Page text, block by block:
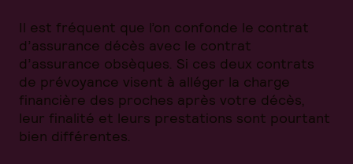
Il est fréquent que l’on confonde le contrat
d’assurance décès avec le contrat
d’assurance obsèques. Si ces deux contrats
de prévoyance visent à alléger la charge
financière des proches après votre décès,
leur finalité et leurs prestations sont pourtant
bien différentes.